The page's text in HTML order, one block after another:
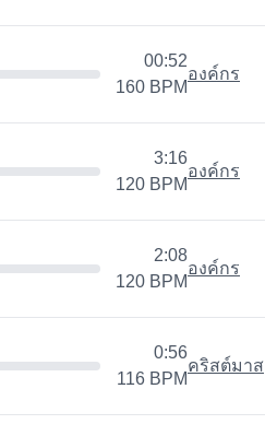
00:52
160 BPM
องค์กร
3:16
120 BPM
องค์กร
2:08
120 BPM
องค์กร
0:56
116 BPM
คริสต์มาส